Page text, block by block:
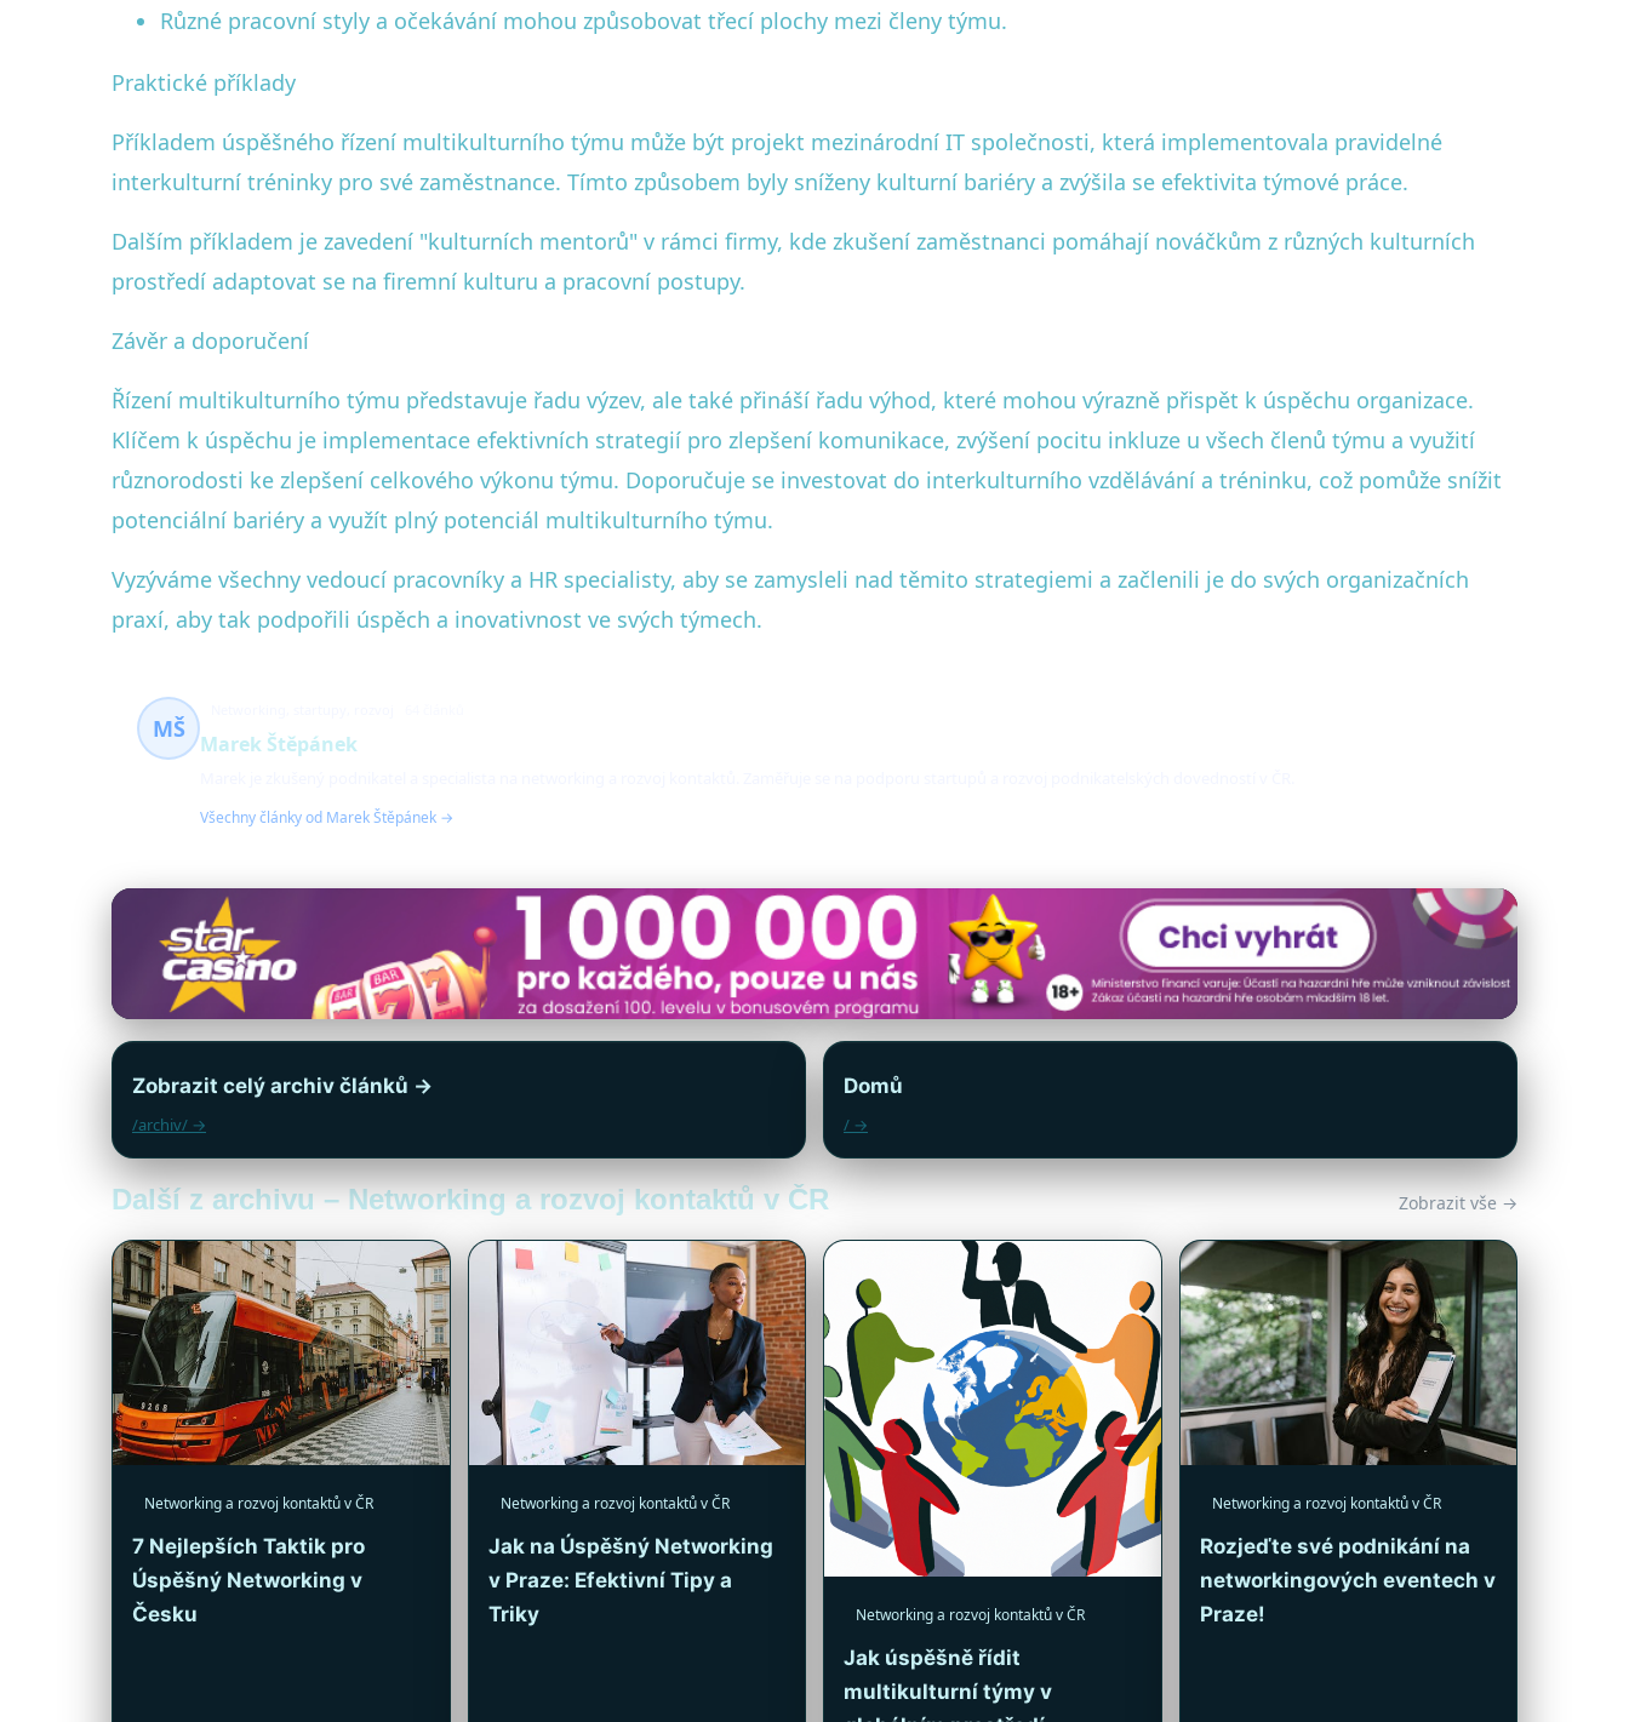
Různé pracovní styly a očekávání mohou způsobovat třecí plochy mezi členy týmu.
Praktické příklady
Příkladem úspěšného řízení multikulturního týmu může být projekt mezinárodní IT společnosti, která implementovala pravidelné
interkulturní tréninky pro své zaměstnance. Tímto způsobem byly sníženy kulturní bariéry a zvýšila se efektivita týmové práce.
Dalším příkladem je zavedení "kulturních mentorů" v rámci firmy, kde zkušení zaměstnanci pomáhají nováčkům z různých kulturních
prostředí adaptovat se na firemní kulturu a pracovní postupy.
Závěr a doporučení
Řízení multikulturního týmu představuje řadu výzev, ale také přináší řadu výhod, které mohou výrazně přispět k úspěchu organizace.
Klíčem k úspěchu je implementace efektivních strategií pro zlepšení komunikace, zvýšení pocitu inkluze u všech členů týmu a využití
různorodosti ke zlepšení celkového výkonu týmu. Doporučuje se investovat do interkulturního vzdělávání a tréninku, což pomůže snížit
potenciální bariéry a využít plný potenciál multikulturního týmu.
Vyzýváme všechny vedoucí pracovníky a HR specialisty, aby se zamysleli nad těmito strategiemi a začlenili je do svých organizačních
praxí, aby tak podpořili úspěch a inovativnost ve svých týmech.
MŠ
Marek Štěpánek
Všechny články od Marek Štěpánek →
Zobrazit celý archiv článků →
/archiv/ →
Domů
/ →
Další z archivu – Networking a rozvoj kontaktů v ČR Zobrazit vše →
Networking a rozvoj kontaktů v ČR
7 Nejlepších Taktik pro
Úspěšný Networking v
Česku
Networking a rozvoj kontaktů v ČR
Jak na Úspěšný Networking
v Praze: Efektivní Tipy a
Triky
Networking a rozvoj kontaktů v ČR
Jak úspěšně řídit
multikulturní týmy v
Networking a rozvoj kontaktů v ČR
Rozjeďte své podnikání na
networkingových eventech v
Praze!